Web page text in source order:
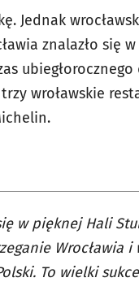
Jednak
znalazło się w
wroławskie
w pięknej Hali
Wrocławia
To wielki